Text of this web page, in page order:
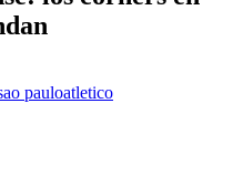
pauloatletico